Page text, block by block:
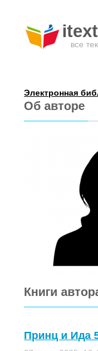
все
Электронная
Об авторе
Книги
Принц и Ида